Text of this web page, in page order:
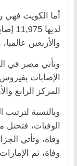
أما الكويت فهي
والأربعين عالميا، ولديها 88
وتأتي مصر في
المركز الرابع والأربعين
وبالنسبة
وفاة، ثم الإمارات بـ 208 حالات